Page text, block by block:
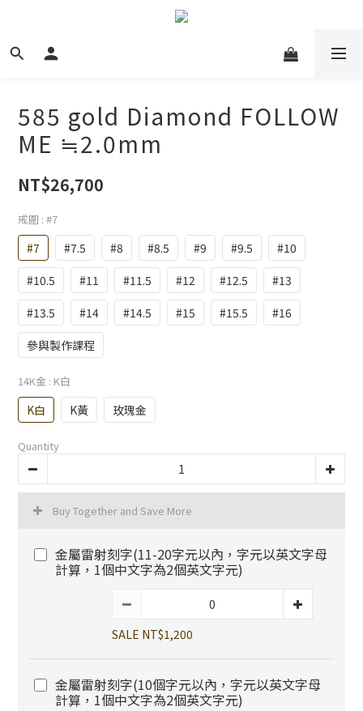
585 gold Diamond FOLLOW
ME ≒2.0mm
NT$26,700
戒圍 : #7
#7 #7.5 #8 #8.5 #9 #9.5
#10
#10.5
#11 #11.5 #12 #12.5
#13
#13.5
#14 #14.5 #15 #15.5
#16
參與製作課程
14K金 : K白
K白 K黃 玫瑰金
Quantity
Buy Together and Save More
金屬雷射刻字(11-20字元以內，字元以英文字母
計算，1個中文字為2個英文字元)
SALE NT$1,200
金屬雷射刻字(10個字元以內，字元以英文字母
計算，1個中文字為2個英文字元)